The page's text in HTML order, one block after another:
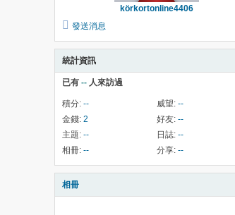
körkortonline4406
發送消息
統計資訊
已有 -- 人來訪過
積分: -- 威望: --
金錢: 2 好友: --
主題: -- 日誌: --
相冊: -- 分享: --
相冊